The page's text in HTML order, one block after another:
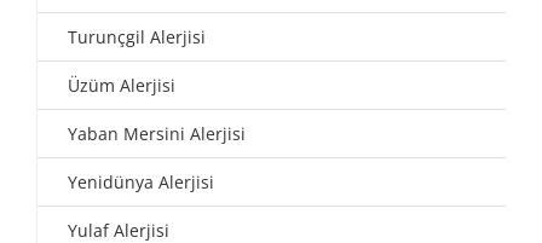
Turunçgil Alerjisi
Üzüm Alerjisi
Yaban Mersini Alerjisi
Yenidünya Alerjisi
Yulaf Alerjisi